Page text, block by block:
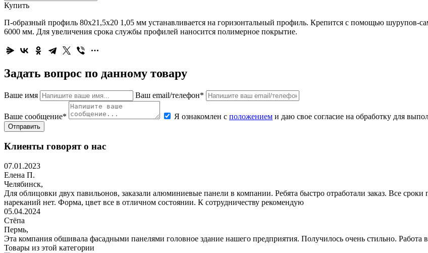
Купить
П-образный профиль 80х21,5х20 1,05 мм устанавливается на горизонтальный профиль. Крепится с помощью шурупов-
6000 мм. Для увеличения срока службы профилей наносится полимерное покрытие.
Задать вопрос по данному товару
Ваше имя Ваш email/телефон*
Ваше сообщение* Я ознакомлен с положением и даю свое согласие на обработку для
Отправить
Клиенты говорят о нас
07.01.2023
Елена П.
Челябинск,
Для облицовки двух павильонов, заказали алюминиевые панели в компании. Ребята быстро отработали заказ. Все
нареканий нет. Форма, цвет все в отличном состоянии. К сотрудничеству рекомендую
05.04.2024
Стёпа
Пермь,
Эта компания обшивала фасадными панелями головное здание нашего предприятия. Получилось очень стильно. Работа
Товары из этой категории